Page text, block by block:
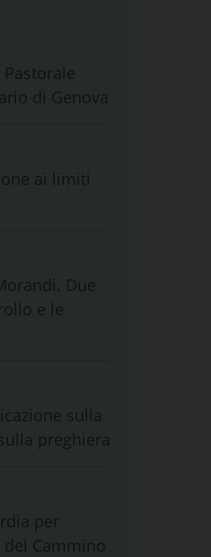
Pastorale
di Genova
ai limiti
Due
e le
sulla
preghiera
per
Cammino